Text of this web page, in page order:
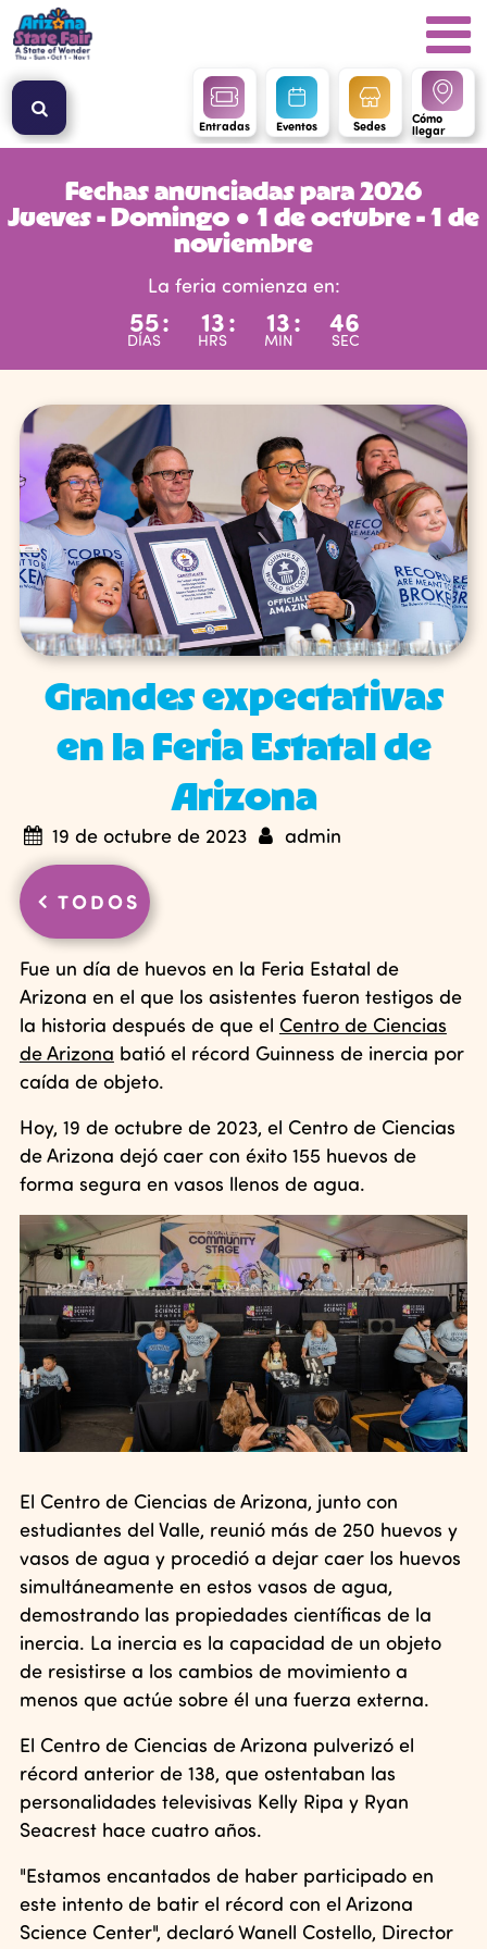
Entradas Eventos Sedes Cómo
llegar
Fechas anunciadas para 2026
Jueves - Domingo ● 1 de octubre - 1 de
noviembre
La feria comienza en:
55
DÍAS
: 13
HRS
: 13
MIN
: 46
SEC
Grandes expectativas
en la Feria Estatal de
Arizona
19 de octubre de 2023 admin
TODOS
Fue un día de huevos en la Feria Estatal de
Arizona en el que los asistentes fueron testigos de
la historia después de que el Centro de Ciencias
de Arizona batió el récord Guinness de inercia por
caída de objeto.
Hoy, 19 de octubre de 2023, el Centro de Ciencias
de Arizona dejó caer con éxito 155 huevos de
forma segura en vasos llenos de agua.
El Centro de Ciencias de Arizona, junto con
estudiantes del Valle, reunió más de 250 huevos y
vasos de agua y procedió a dejar caer los huevos
simultáneamente en estos vasos de agua,
demostrando las propiedades científicas de la
inercia. La inercia es la capacidad de un objeto
de resistirse a los cambios de movimiento a
menos que actúe sobre él una fuerza externa.
El Centro de Ciencias de Arizona pulverizó el
récord anterior de 138, que ostentaban las
personalidades televisivas Kelly Ripa y Ryan
Seacrest hace cuatro años.
"Estamos encantados de haber participado en
este intento de batir el récord con el Arizona
Science Center", declaró Wanell Costello, Director